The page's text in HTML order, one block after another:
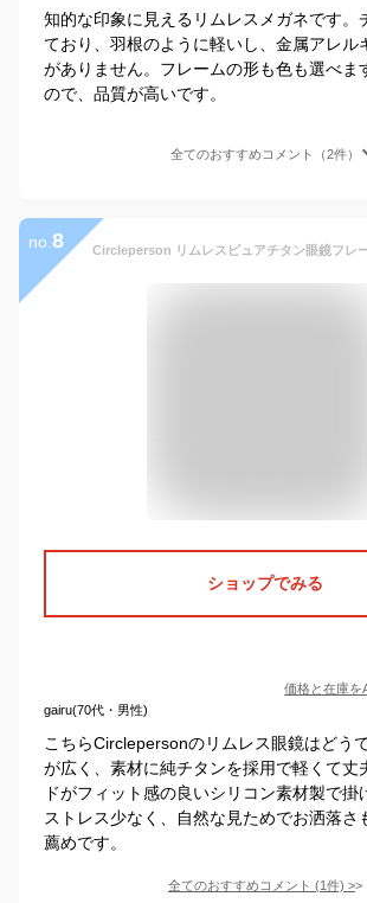
知的な印象に見えるリムレスメガネです。
ており、羽根のように軽いし、金属アレル
がありません。フレームの形も色も選べま
ので、品質が高いです。
全てのおすすめコメント（2件）
no. 8
ショップでみる
価格と在庫を
gairu(70代・男性)
こちらCirclepersonのリムレス眼鏡はどう
が広く、素材に純チタンを採用で軽くて丈
ドがフィット感の良いシリコン素材製で掛
ストレス少なく、自然な見ためでお洒落さ
薦めです。
全てのおすすめコメント (1件) >